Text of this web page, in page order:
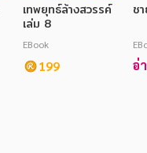
เทพยุทธ์ล้างสวรรค์
เล่ม 8
EBook
199
ช
อ่